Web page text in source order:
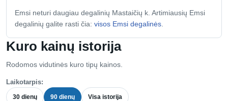
Kuro kainų istorija
Rodomos vidutinės kuro tipų kainos.
Laikotarpis:
30 dienų 90 dienų Visa istorija
Emsi neturi daugiau degalinių Mastaičių k. Artimiausių Emsi
degalinių galite rasti čia: visos Emsi degalinės